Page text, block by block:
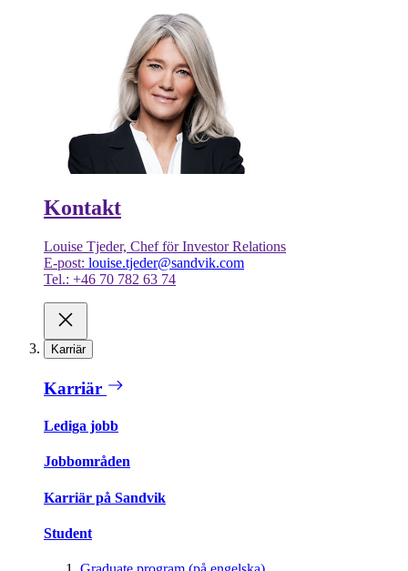
Kontakt
Louise Tjeder, Chef för Investor Relations
E-post: louise.tjeder@sandvik.com
Tel.: +46 70 782 63 74
Karriär
Karriär
Lediga jobb
Jobbområden
Karriär på Sandvik
Student